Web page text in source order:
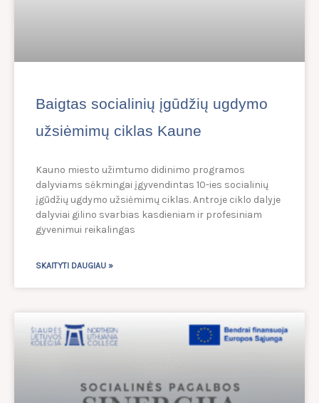
Baigtas socialinių įgūdžių ugdymo
užsiėmimų ciklas Kaune
Kauno miesto užimtumo didinimo programos
dalyviams sėkmingai įgyvendintas 10-ies socialinių
įgūdžių ugdymo užsiėmimų ciklas. Antroje ciklo dalyje
dalyviai gilino svarbias kasdieniam ir profesiniam
gyvenimui reikalingas
SKAITYTI DAUGIAU »